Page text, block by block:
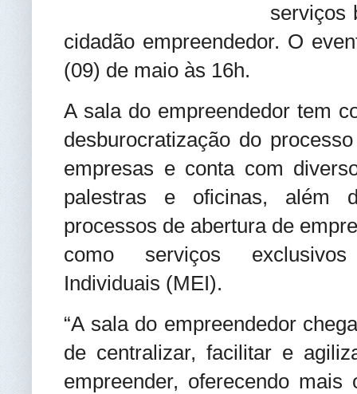
serviços
cidadão empreendedor. O
(09) de maio às 16h.
A sala do empreendedor tem
desburocratização do
empresas e conta com
palestras e oficinas, além
processos de abertura de
como serviços exclusivos
Individuais (MEI).
“A sala do empreendedor
de centralizar, facilitar e
empreender, oferecendo